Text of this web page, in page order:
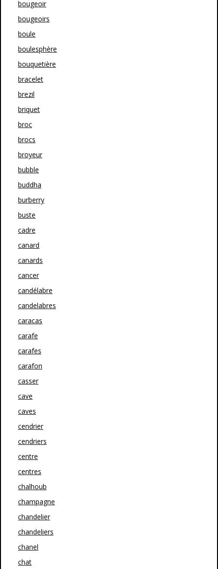
bougeoir
bougeoirs
boule
boulesphère
bouquetière
bracelet
brezil
briquet
broc
brocs
broyeur
bubble
buddha
burberry
buste
cadre
canard
canards
cancer
candélabre
candelabres
caracas
carafe
carafes
carafon
casser
cave
caves
cendrier
cendriers
centre
centres
chalhoub
champagne
chandelier
chandeliers
chanel
chat